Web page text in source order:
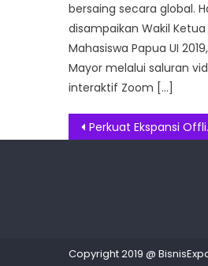
bersaing secara global.
disampaikan Wakil
Mahasiswa Papua UI
Mayor melalui saluran
interaktif Zoom […]
Post
Perkuat Ekspansi Offline, HONOR Resmikan Experience Store Terbaru di Emporium Pluit Mall
Copyright 2019 @